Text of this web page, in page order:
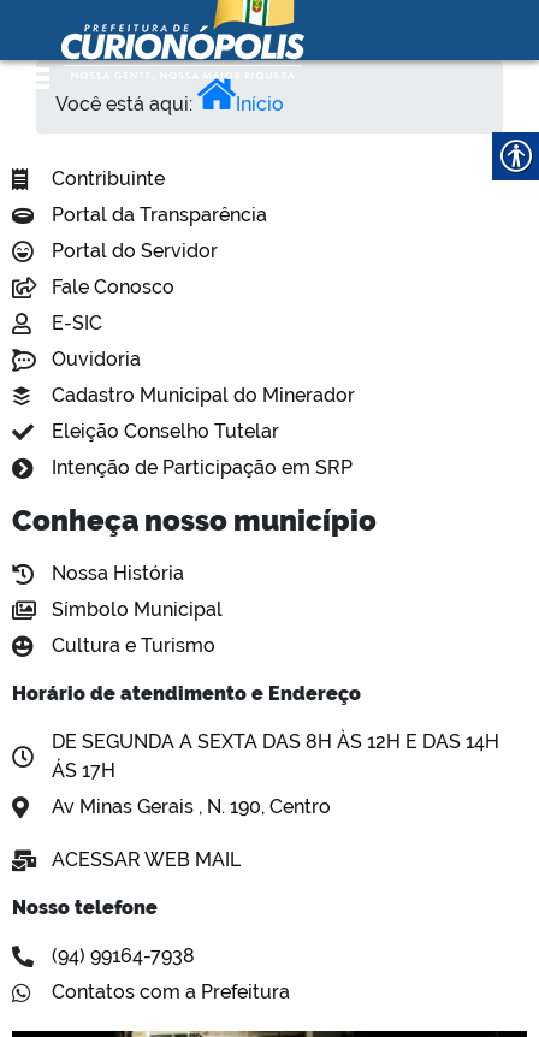
Ir para o conteúdo
Prefeitura Municipal de
Curionópolis
portal
portal
Você está aqui: Início
Contribuinte
Portal da Transparência
Portal do Servidor
Fale Conosco
E-SIC
Ouvidoria
Cadastro Municipal do Minerador
Eleição Conselho Tutelar
Intenção de Participação em SRP
Conheça nosso município
Nossa História
Símbolo Municipal
Cultura e Turismo
Horário de atendimento e Endereço
DE SEGUNDA A SEXTA DAS 8H ÀS 12H E DAS 14H
ÁS 17H
Av Minas Gerais , N. 190, Centro
ACESSAR WEB MAIL
Nosso telefone
(94) 99164-7938
Contatos com a Prefeitura